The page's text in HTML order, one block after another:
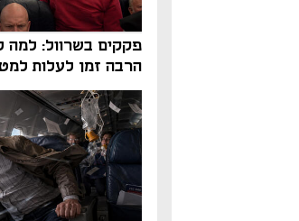
פקקים בשרוול: למה
הרבה זמן לעלות